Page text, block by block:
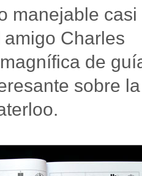
manejable casi
Charles
de
sobre la